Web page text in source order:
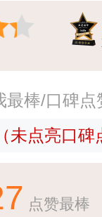
最棒/口碑点
（未点亮口
点赞最棒